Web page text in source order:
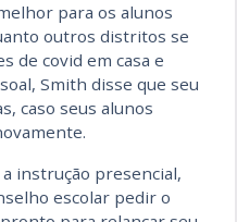
para os alunos
outros distritos se
de covid em casa e
Smith disse que seu
caso seus alunos
instrução presencial,
escolar pedir o